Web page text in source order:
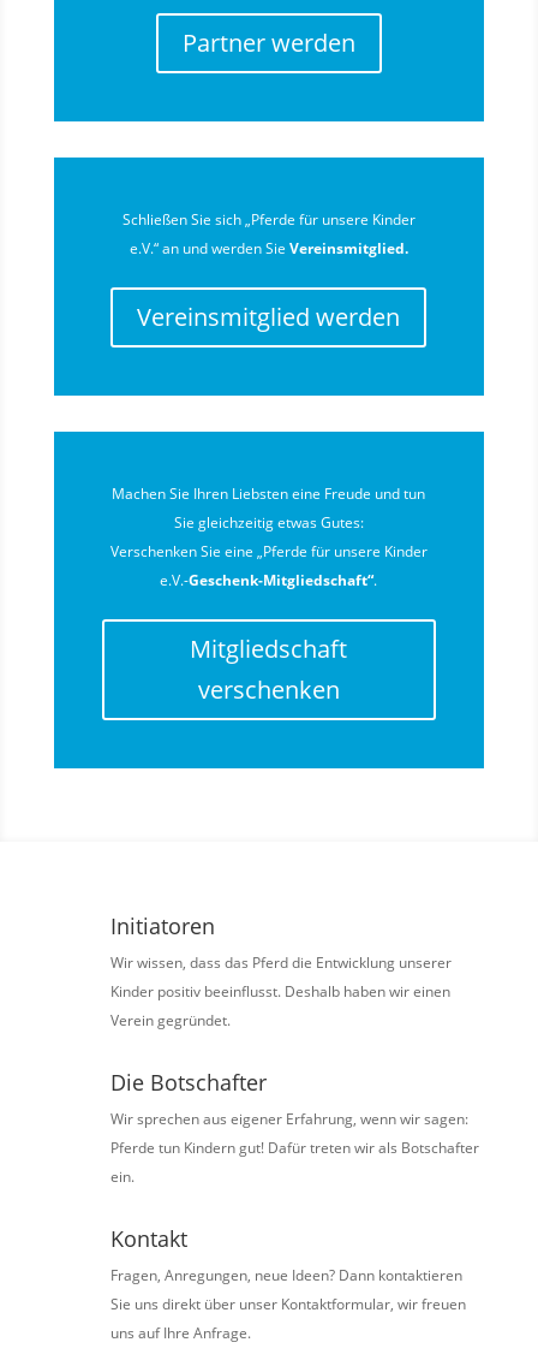
Partner werden
Schließen Sie sich „Pferde für unsere Kinder
e.V.“ an und werden Sie Vereinsmitglied.
Vereinsmitglied werden
Machen Sie Ihren Liebsten eine Freude und tun
Sie gleichzeitig etwas Gutes:
Verschenken Sie eine „Pferde für unsere Kinder
e.V.-Geschenk-Mitgliedschaft“.
Mitgliedschaft
verschenken
Initiatoren
Wir wissen, dass das Pferd die Entwicklung unserer
Kinder positiv beeinflusst. Deshalb haben wir einen
Verein gegründet.
Die Botschafter
Wir sprechen aus eigener Erfahrung, wenn wir sagen:
Pferde tun Kindern gut! Dafür treten wir als Botschafter
ein.
Kontakt
Fragen, Anregungen, neue Ideen? Dann kontaktieren
Sie uns direkt über unser Kontaktformular, wir freuen
uns auf Ihre Anfrage.